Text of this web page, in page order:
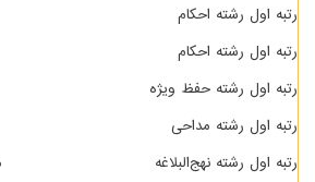
رتبه اول رشته احکام
رتبه اول رشته احکام علی
رتبه اول رشته حفظ ویژه
رتبه اول رشته مداحی
رتبه اول رشته نهج‌البلاغه